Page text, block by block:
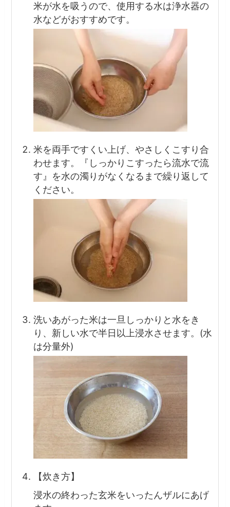
米が水を吸うので、使用する水は浄水器の
水などがおすすめです。
米を両手ですくい上げ、やさしくこすり合
わせます。『しっかりこすったら流水で流
す』を水の濁りがなくなるまで繰り返して
ください。
洗いあがった米は一旦しっかりと水をき
り、新しい水で半日以上浸水させます。(水
は分量外)
【炊き方】
浸水の終わった玄米をいったんザルにあげ